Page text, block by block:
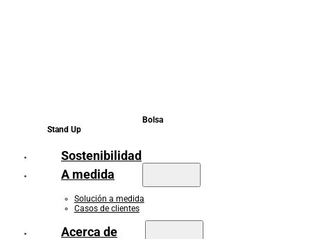
Bolsa
Stand Up
Sostenibilidad
A medida
Solución a medida
Casos de clientes
Acerca de